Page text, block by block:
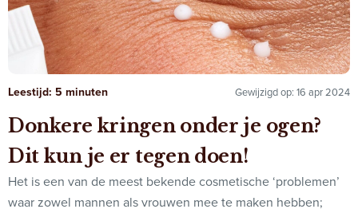
Leestijd: 5 minuten Gewijzigd op: 16 apr 2024
Donkere kringen onder je ogen?
Dit kun je er tegen doen!
Het is een van de meest bekende cosmetische ‘problemen’
waar zowel mannen als vrouwen mee te maken hebben;